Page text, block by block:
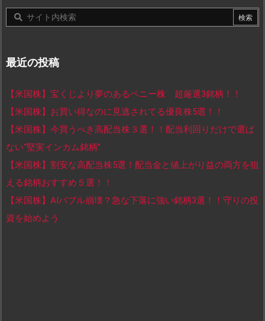
最近の投稿
【米国株】宝くじより夢のあるペニー株 超厳選3銘柄！！
【米国株】お買い得なのに見逃されてる優良株5選！！
【米国株】今買うべき高配当株３選！！配当利回りだけで選ば
ない“堅実インカム銘柄”
【米国株】割安な高配当株5選！配当金と値上がり益の両方を狙
える銘柄おすすめ５選！！
【米国株】AIバブル崩壊？急な下落に強い銘柄3選！！守りの投
資を始めよう